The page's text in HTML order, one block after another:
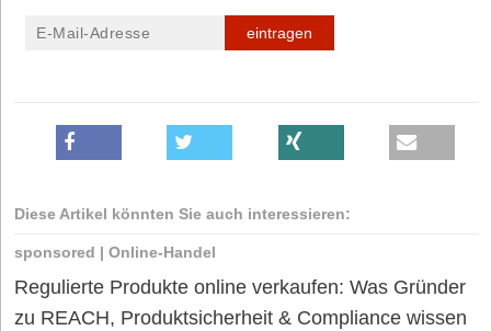
eintragen
Diese Artikel könnten Sie auch interessieren:
sponsored | Online-Handel
Regulierte Produkte online verkaufen: Was Gründer
zu REACH, Produktsicherheit & Compliance wissen